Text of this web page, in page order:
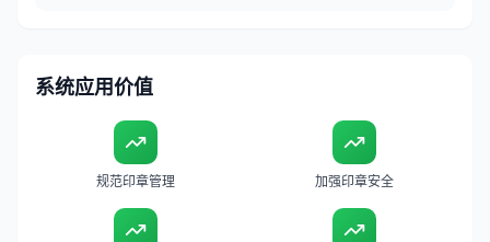
系统应用价值
规范印章管理 加强印章安全